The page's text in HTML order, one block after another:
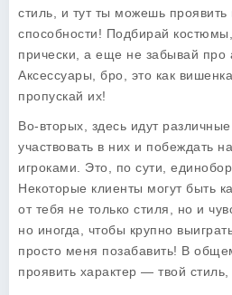
стиль, и тут ты можешь проявить
способности! Подбирай
прически, а еще не забывай про
Аксессуары, бро, это как
пропускай их!
Во-вторых, здесь идут
участвовать в них и побеждать
игроками. Это, по сути,
Некоторые клиенты могут быть
от тебя не только стиля, но и
но иногда, чтобы крупно
просто меня позабавить! В
проявить характер — твой